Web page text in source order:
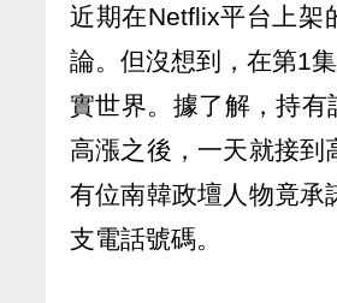
近期在Netflix平台上架
論。但沒想到，在第1
實世界。據了解，持
高漲之後，一天就接到
有位南韓政壇人物竟承
支電話號碼。